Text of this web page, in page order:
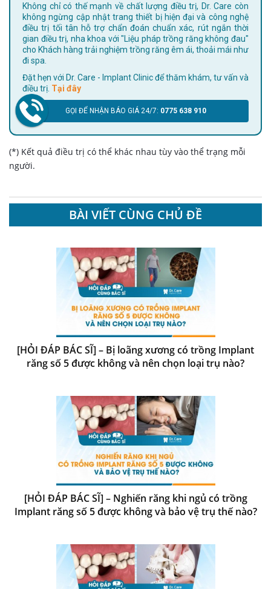
Không chỉ có thế mạnh về chất lượng điều trị, Dr. Care còn
không ngừng cập nhật trang thiết bị hiện đại và công nghệ
điều trị tối tân hỗ trợ chẩn đoán chuẩn xác, rút ngắn thời
gian điều trị, nha khoa với "Liệu pháp trồng răng không đau"
cho Khách hàng trải nghiệm trồng răng êm ái, thoải mái như
đi spa.
Đặt hẹn với Dr. Care - Implant Clinic để thăm khám, tư vấn và
điều trị. Tại đây
GỌI ĐỂ NHẬN BÁO GIÁ 24/7: 0775 638 910
(*) Kết quả điều trị có thể khác nhau tùy vào thể trạng mỗi
người.
BÀI VIẾT CÙNG CHỦ ĐỀ
[HỎI ĐÁP BÁC SĨ] – Bị loãng xương có trồng Implant
răng số 5 được không và nên chọn loại trụ nào?
[HỎI ĐÁP BÁC SĨ] – Nghiến răng khi ngủ có trồng
Implant răng số 5 được không và bảo vệ trụ thế nào?